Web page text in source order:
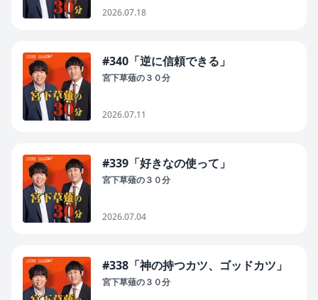
2026.07.18
#340「逆に信頼できる」
宮下草薙の３０分
2026.07.11
#339「好きなの使って」
宮下草薙の３０分
2026.07.04
#338「神の持つカツ、ゴッドカツ」
宮下草薙の３０分